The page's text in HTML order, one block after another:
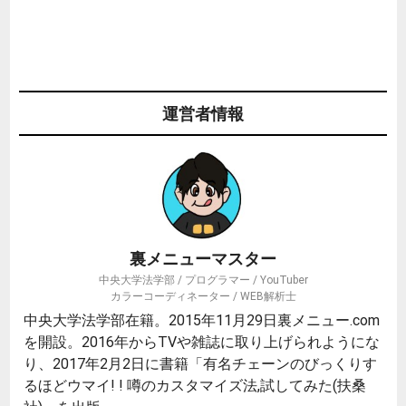
運営者情報
裏メニューマスター
中央大学法学部 / プログラマー / YouTuber
カラーコーディネーター / WEB解析士
中央大学法学部在籍。2015年11月29日裏メニュー.com
を開設。2016年からTVや雑誌に取り上げられようにな
り、2017年2月2日に書籍「有名チェーンのびっくりす
るほどウマイ! ! 噂のカスタマイズ法,試してみた(扶桑